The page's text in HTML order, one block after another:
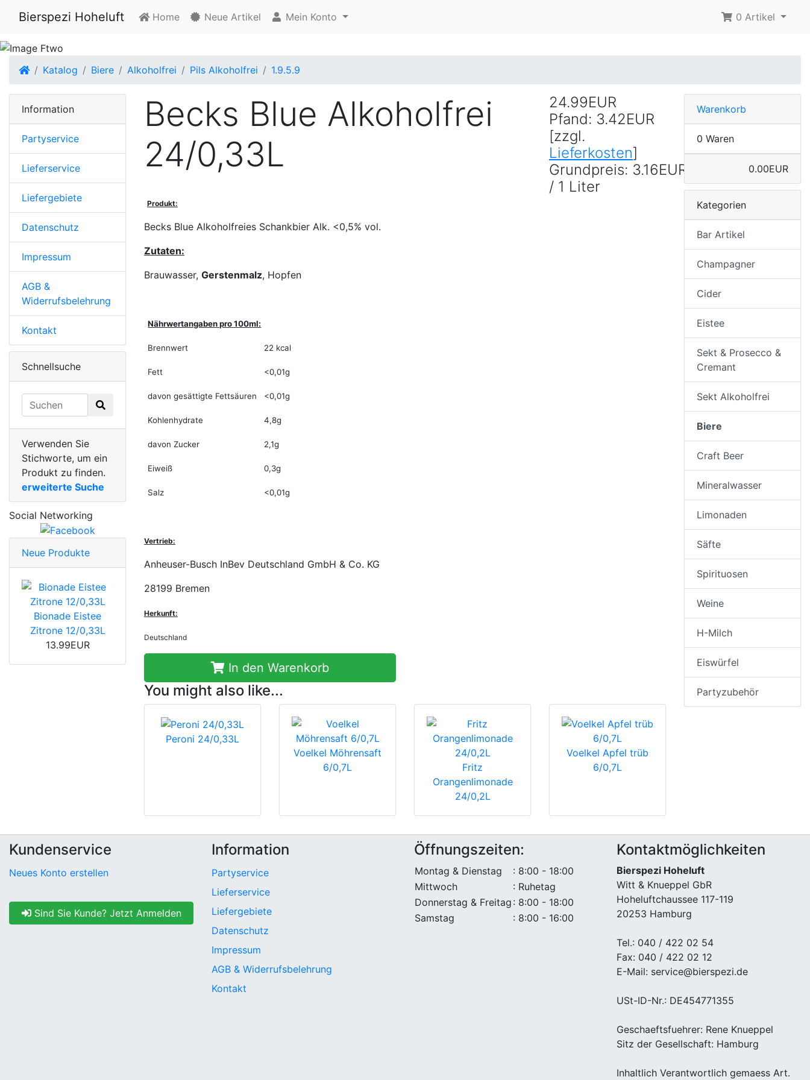
Bierspezi Hoheluft Home Neue Artikel Mein Konto 0 Artikel
Startseite
Katalog Biere Alkoholfrei Pils Alkoholfrei 1.9.5.9
Becks Blue Alkoholfrei
24/0,33L
24.99EUR
Pfand: 3.42EUR
[zzgl.
Lieferkosten]
Grundpreis: 3.16EUR
/ 1 Liter
Produkt:
Becks Blue Alkoholfreies Schankbier Alk. <0,5% vol.
Zutaten:
Brauwasser, Gerstenmalz, Hopfen
Nährwertangaben pro 100ml:
Brennwert 22 kcal
Fett <0,01g
davon gesättigte Fettsäuren <0,01g
Kohlenhydrate 4,8g
davon Zucker 2,1g
Eiweiß 0,3g
Salz <0,01g
Vertrieb:
Anheuser-Busch InBev Deutschland GmbH & Co. KG
28199 Bremen
Herkunft:
Deutschland
In den Warenkorb
You might also like...
Peroni 24/0,33L
Voelkel Möhrensaft
6/0,7L
Fritz
Orangenlimonade
24/0,2L
Voelkel Apfel trüb
6/0,7L
Information
Partyservice
Lieferservice
Liefergebiete
Datenschutz
Impressum
AGB &
Widerrufsbelehrung
Kontakt
Schnellsuche
Verwenden Sie
Stichworte, um ein
Produkt zu finden.
erweiterte Suche
Social Networking
Neue Produkte
Bionade Eistee
Zitrone 12/0,33L
13.99EUR
Warenkorb
0 Waren
0.00EUR
Kategorien
Bar Artikel
Champagner
Cider
Eistee
Sekt & Prosecco &
Cremant
Sekt Alkoholfrei
Biere
Craft Beer
Mineralwasser
Limonaden
Säfte
Spirituosen
Weine
H-Milch
Eiswürfel
Partyzubehör
Kundenservice
Neues Konto erstellen
Sind Sie Kunde? Jetzt Anmelden
Information
Partyservice
Lieferservice
Liefergebiete
Datenschutz
Impressum
AGB & Widerrufsbelehrung
Kontakt
Öffnungszeiten:
Montag & Dienstag
: 8:00 - 18:00
Mittwoch
: Ruhetag
Donnerstag & Freitag : 8:00 - 18:00
Samstag
: 8:00 - 16:00
Kontaktmöglichkeiten
Bierspezi Hoheluft
Witt & Knueppel GbR
Hoheluftchaussee 117-119
20253 Hamburg
Tel.: 040 / 422 02 54
Fax: 040 / 422 02 12
E-Mail: service@bierspezi.de
USt-ID-Nr.: DE454771355
Geschaeftsfuehrer: Rene Knueppel
Sitz der Gesellschaft: Hamburg
Inhaltlich Verantwortlich gemaess Art.